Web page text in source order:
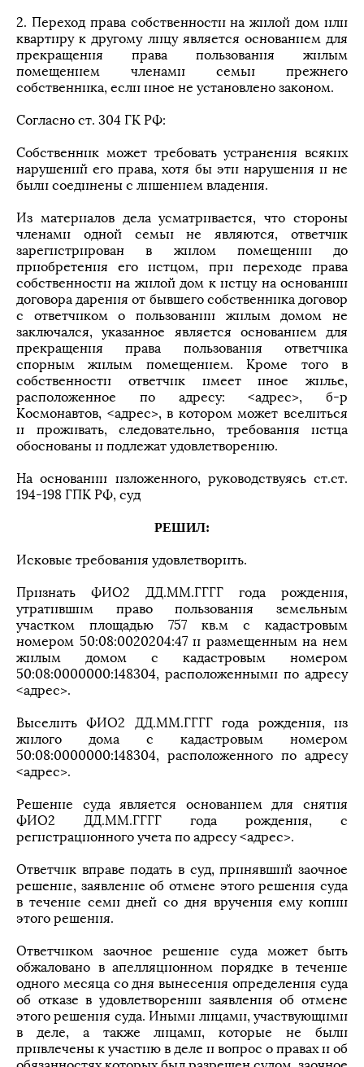
2. Переход права собственности на жилой дом или
квартиру к другому лицу является основанием для
прекращения права пользования жилым
помещением членами семьи прежнего
собственника, если иное не установлено законом.
Согласно ст. 304 ГК РФ:
Собственник может требовать устранения всяких
нарушений его права, хотя бы эти нарушения и не
были соединены с лишением владения.
Из материалов дела усматривается, что стороны
членами одной семьи не являются, ответчик
зарегистрирован в жилом помещении до
приобретения его истцом, при переходе права
собственности на жилой дом к истцу на основании
договора дарения от бывшего собственника договор
с ответчиком о пользовании жилым домом не
заключался, указанное является основанием для
прекращения права пользования ответчика
спорным жилым помещением. Кроме того в
собственности ответчик имеет иное жилье,
расположенное по адресу: <адрес>, б-р
Космонавтов, <адрес>, в котором может вселиться
и проживать, следовательно, требования истца
обоснованы и подлежат удовлетворению.
На основании изложенного, руководствуясь ст.ст.
194-198 ГПК РФ, суд
РЕШИЛ:
Исковые требования удовлетворить.
Признать ФИО2 ДД.ММ.ГГГГ года рождения,
утратившим право пользования земельным
участком площадью 757 кв.м с кадастровым
номером 50:08:0020204:47 и размещенным на нем
жилым домом с кадастровым номером
50:08:0000000:148304, расположенными по адресу
<адрес>.
Выселить ФИО2 ДД.ММ.ГГГГ года рождения, из
жилого дома с кадастровым номером
50:08:0000000:148304, расположенного по адресу
<адрес>.
Решение суда является основанием для снятия
ФИО2 ДД.ММ.ГГГГ года рождения, с
регистрационного учета по адресу <адрес>.
Ответчик вправе подать в суд, принявший заочное
решение, заявление об отмене этого решения суда
в течение семи дней со дня вручения ему копии
этого решения.
Ответчиком заочное решение суда может быть
обжаловано в апелляционном порядке в течение
одного месяца со дня вынесения определения суда
об отказе в удовлетворении заявления об отмене
этого решения суда. Иными лицами, участвующими
в деле, а также лицами, которые не были
привлечены к участию в деле и вопрос о правах и об